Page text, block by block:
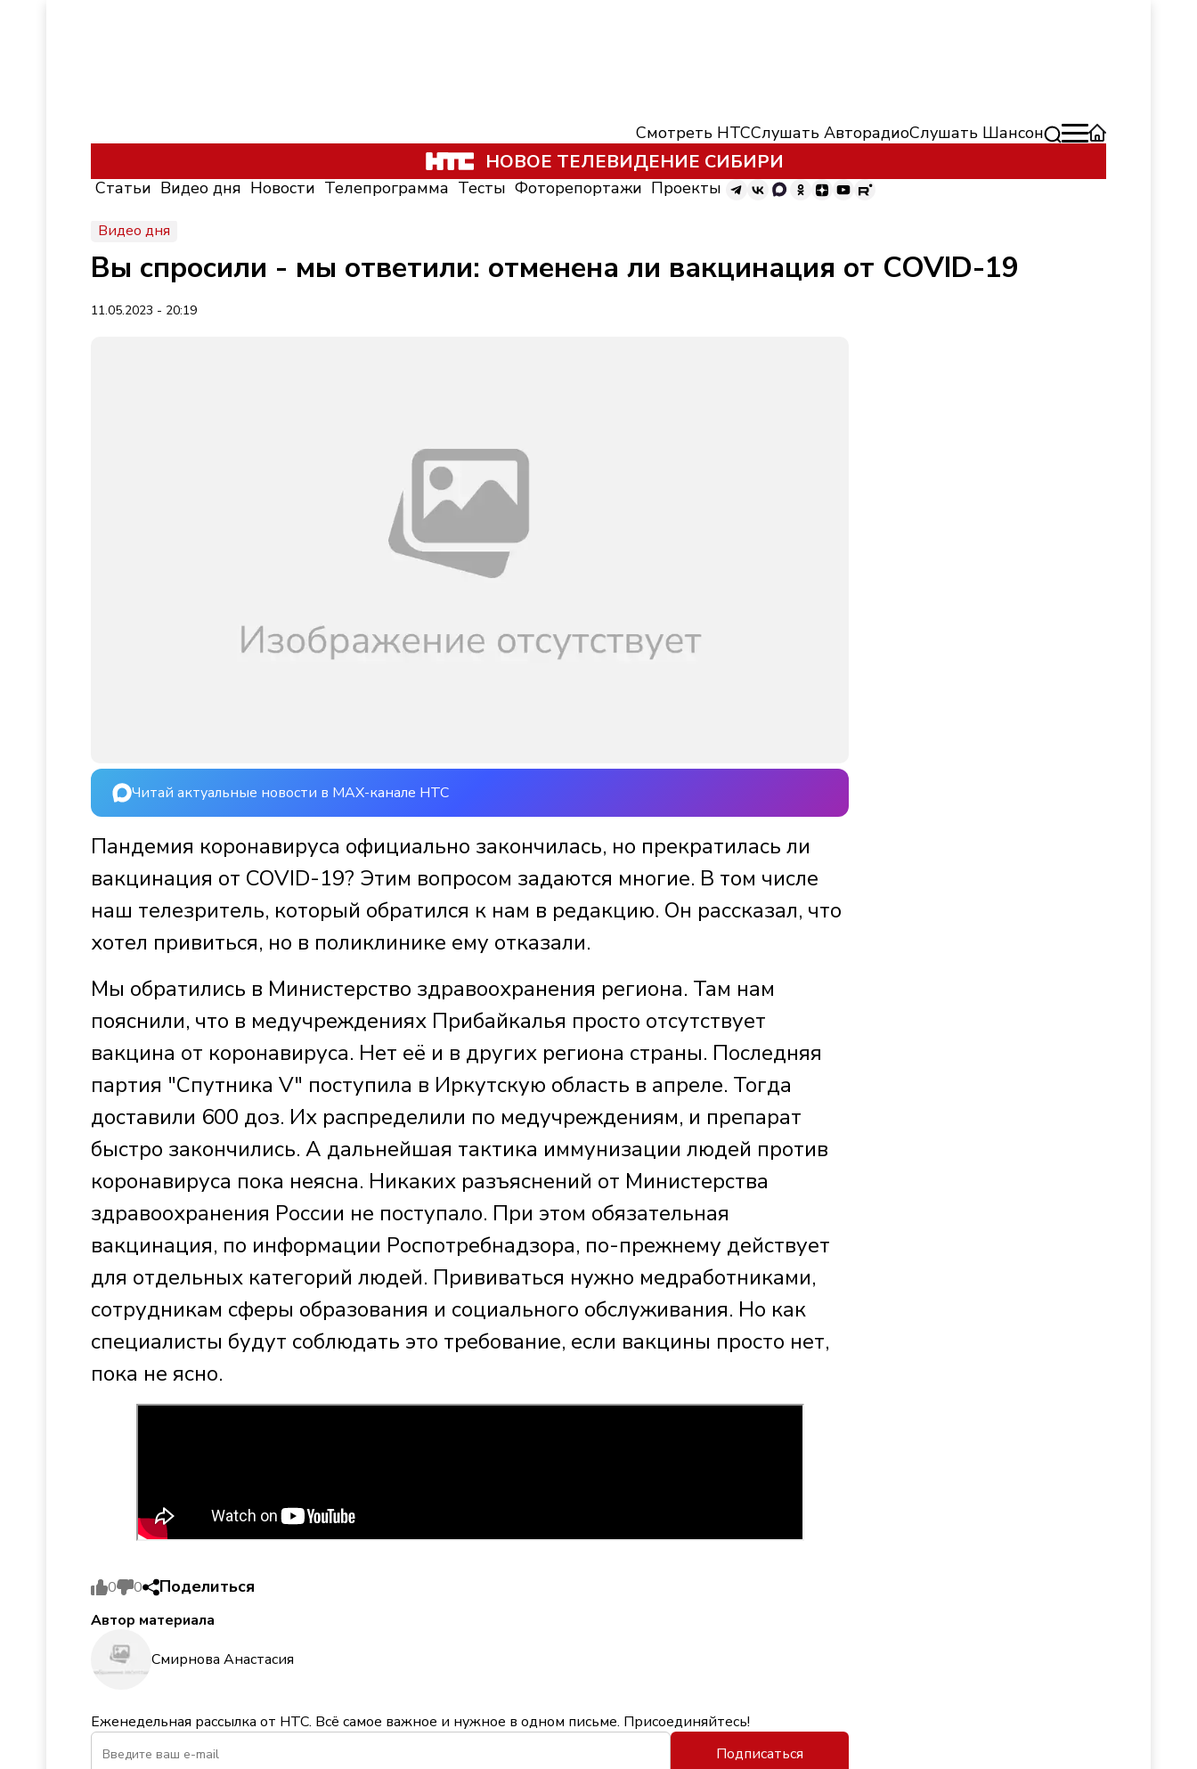
Смотреть НТССлушать АвторадиоСлушать Шансон
НОВОЕ ТЕЛЕВИДЕНИЕ СИБИРИ
Статьи Видео дня Новости Телепрограмма Тесты Фоторепортажи Проекты
Видео дня
Вы спросили - мы ответили: отменена ли вакцинация от COVID-19
11.05.2023 - 20:19
Читай актуальные новости в MAX-канале НТС
Пандемия коронавируса официально закончилась, но прекратилась ли
вакцинация от COVID-19? Этим вопросом задаются многие. В том числе
наш телезритель, который обратился к нам в редакцию. Он рассказал, что
хотел привиться, но в поликлинике ему отказали.
Мы обратились в Министерство здравоохранения региона. Там нам
пояснили, что в медучреждениях Прибайкалья просто отсутствует
вакцина от коронавируса. Нет её и в других региона страны. Последняя
партия "Спутника V" поступила в Иркутскую область в апреле. Тогда
доставили 600 доз. Их распределили по медучреждениям, и препарат
быстро закончились. А дальнейшая тактика иммунизации людей против
коронавируса пока неясна. Никаких разъяснений от Министерства
здравоохранения России не поступало. При этом обязательная
вакцинация, по информации Роспотребнадзора, по-прежнему действует
для отдельных категорий людей. Прививаться нужно медработниками,
сотрудникам сферы образования и социального обслуживания. Но как
специалисты будут соблюдать это требование, если вакцины просто нет,
пока не ясно.
0 0 Поделиться
Автор материала
Смирнова Анастасия
Еженедельная рассылка от НТС. Всё самое важное и нужное в одном письме. Присоединяйтесь!
Подписаться